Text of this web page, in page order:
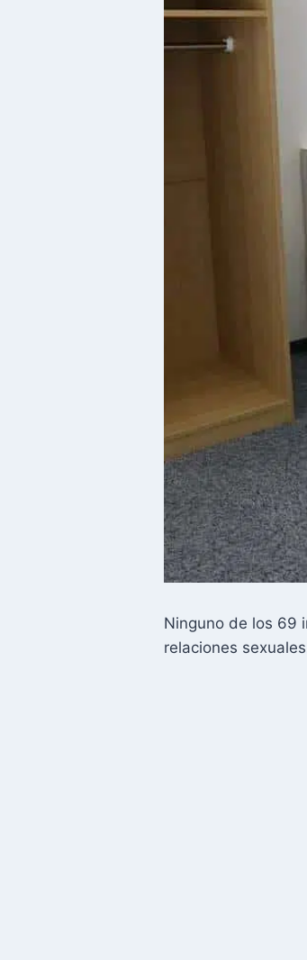
Ninguno de los 69
relaciones